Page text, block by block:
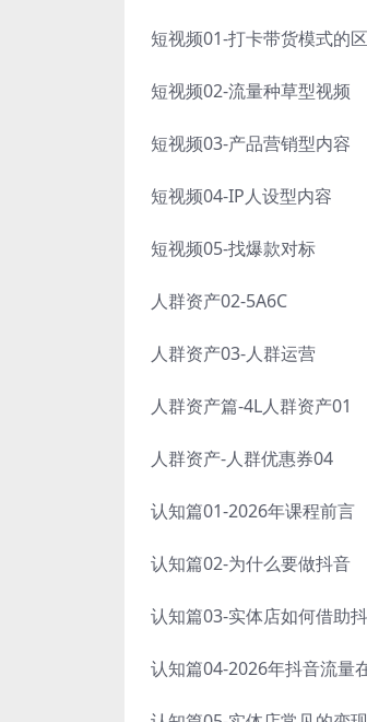
短视频01-打卡带货模式的
短视频02-流量种草型视频
短视频03-产品营销型内容
短视频04-IP人设型内容
短视频05-找爆款对标
人群资产02-5A6C
人群资产03-人群运营
人群资产篇-4L人群资产01
人群资产-人群优惠券04
认知篇01-2026年课程前言
认知篇02-为什么要做抖音
认知篇03-实体店如何借助
认知篇04-2026年抖音流量